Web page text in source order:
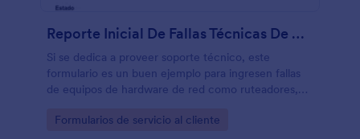
Reporte Inicial De Fallas Técnicas De Dispositivos
Si se dedica a proveer soporte técnico, este
formulario es un buen ejemplo para ingresen fallas
de equipos de hardware de red como ruteadores,
Go to Category:
Formularios de servicio al cliente